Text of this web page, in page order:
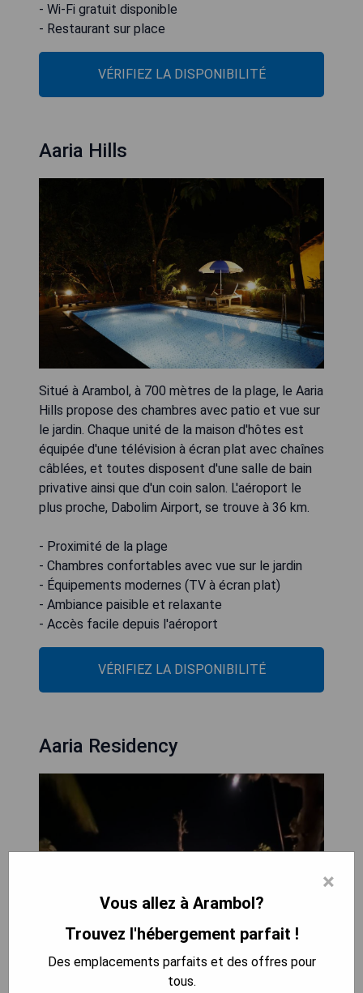
- Wi-Fi gratuit disponible
- Restaurant sur place
VÉRIFIEZ LA DISPONIBILITÉ
Aaria Hills
Situé à Arambol, à 700 mètres de la plage, le Aaria
Hills propose des chambres avec patio et vue sur
le jardin. Chaque unité de la maison d'hôtes est
équipée d'une télévision à écran plat avec chaînes
câblées, et toutes disposent d'une salle de bain
privative ainsi que d'un coin salon. L'aéroport le
plus proche, Dabolim Airport, se trouve à 36 km.
- Proximité de la plage
- Chambres confortables avec vue sur le jardin
- Équipements modernes (TV à écran plat)
- Ambiance paisible et relaxante
- Accès facile depuis l'aéroport
VÉRIFIEZ LA DISPONIBILITÉ
Aaria Residency
×
Vous allez à Arambol?
Trouvez l'hébergement parfait !
Des emplacements parfaits et des offres pour
tous.